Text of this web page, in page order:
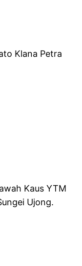
Klana Petra
Kaus YTM
Ujong.